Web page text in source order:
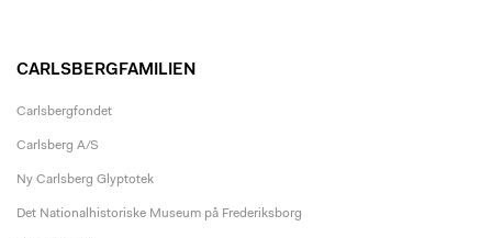
CARLSBERGFAMILIEN
Carlsbergfondet
Carlsberg A/S
Ny Carlsberg Glyptotek
Det Nationalhistoriske Museum på Frederiksborg